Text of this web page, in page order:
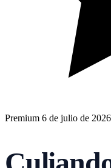
Premium 6 de julio de 2026